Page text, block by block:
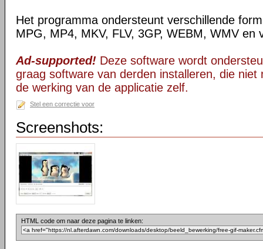
Het programma ondersteunt verschillende
MPG, MP4, MKV, FLV, 3GP, WEBM, WMV en
Ad-supported! Deze software wordt
graag software van derden installeren, die niet
de werking van de applicatie zelf.
Stel een correctie voor
Screenshots:
HTML code om naar deze pagina te linken: